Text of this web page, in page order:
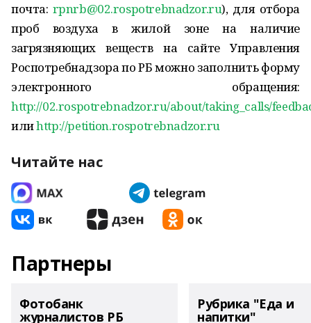
почта: rpnrb@02.rospotrebnadzor.ru), для отбора
проб воздуха в жилой зоне на наличие
загрязняющих веществ на сайте Управления
Роспотребнадзора по РБ можно заполнить форму
электронного обращения:
http://02.rospotrebnadzor.ru/about/taking_calls/
илиhttp://petition.rospotrebnadzor.ru
Читайте нас
Партнеры
Фотобанк
журналистов РБ
Рубрика "Еда и
напитки"